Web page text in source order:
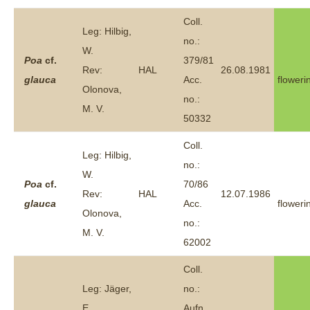
Poa cf.
glauca
Leg: Hilbig,
W.
Rev:
Olonova,
M. V.
HAL
Coll.
no.:
379/81
Acc.
no.:
50332
26.08.1981
Poa cf.
glauca
Leg: Hilbig,
W.
Rev:
Olonova,
M. V.
HAL
Coll.
no.:
70/86
Acc.
no.:
62002
12.07.1986
Leg: Jäger,
Coll.
no.: